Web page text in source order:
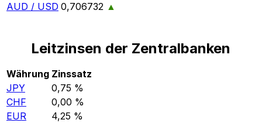
AUD / USD 0,706732 ▲
Leitzinsen der Zentralbanken
Währung Zinssatz
JPY
0,75 %
CHF
0,00 %
EUR
4,25 %